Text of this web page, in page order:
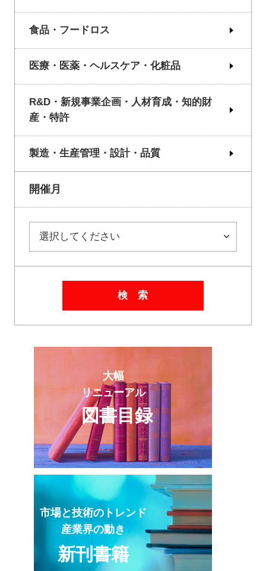
食品・フードロス
医療・医薬・ヘルスケア・化粧品
R&D・新規事業企画・人材育成・知的財
産・特許
製造・生産管理・設計・品質
開催月
検 索
大幅
リニューアル
図書目録
市場と技術のトレンド
産業界の動き
新刊書籍